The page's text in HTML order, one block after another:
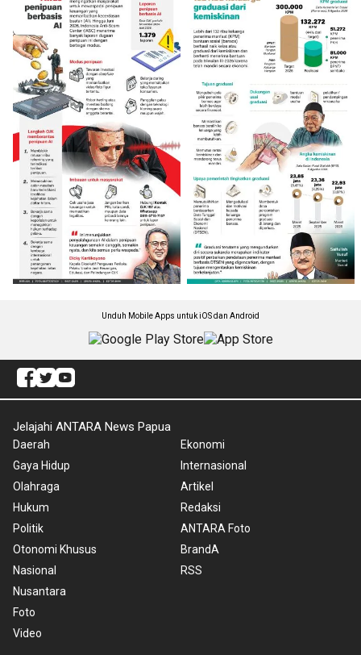
Unduh Mobile Apps untuk iOS dan Android
Jelajahi ANTARA News Papua
Daerah
Gaya Hidup
Olahraga
Hukum
Politik
Otonomi Khusus
Nasional
Nusantara
Foto
Video
Ekonomi
Internasional
Artikel
Redaksi
ANTARA Foto
BrandA
RSS